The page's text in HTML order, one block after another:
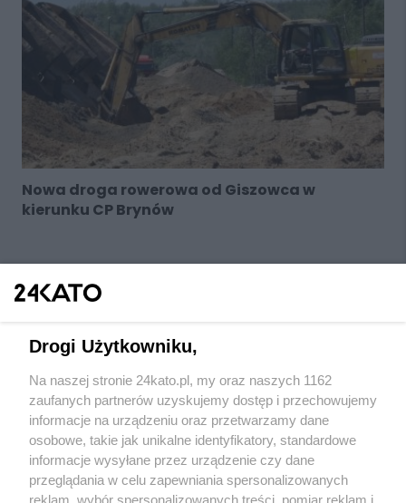
Nowa droga rowerowa od Giszowca w
kierunku CP Brynów
Wydawca mediów lokalnych
Drogi Użytkowniku,
Na naszej stronie 24kato.pl, my oraz naszych 1162
zaufanych partnerów uzyskujemy dostęp i przechowujemy
informacje na urządzeniu oraz przetwarzamy dane
osobowe, takie jak unikalne identyfikatory, standardowe
informacje wysyłane przez urządzenie czy dane
przeglądania w celu zapewniania spersonalizowanych
reklam, wybór spersonalizowanych treści, pomiar reklam i